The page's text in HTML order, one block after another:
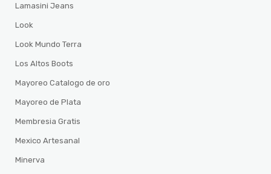
Lamasini Jeans
Look
Look Mundo Terra
Los Altos Boots
Mayoreo Catalogo de oro
Mayoreo de Plata
Membresia Gratis
Mexico Artesanal
Minerva